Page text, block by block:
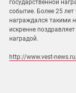
государственной
событие. Более 25 лет
награждался такими
искренне
наградой.
http://www.vest-